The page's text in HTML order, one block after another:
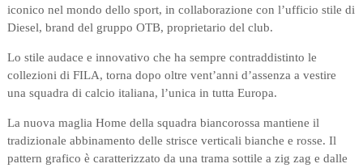
iconico nel mondo dello sport, in collaborazione con l’ufficio stile di
Diesel, brand del gruppo OTB, proprietario del club.
Lo stile audace e innovativo che ha sempre contraddistinto le
collezioni di FILA, torna dopo oltre vent’anni d’assenza a vestire
una squadra di calcio italiana, l’unica in tutta Europa.
La nuova maglia Home della squadra biancorossa mantiene il
tradizionale abbinamento delle strisce verticali bianche e rosse. Il
pattern grafico è caratterizzato da una trama sottile a zig zag e dalle